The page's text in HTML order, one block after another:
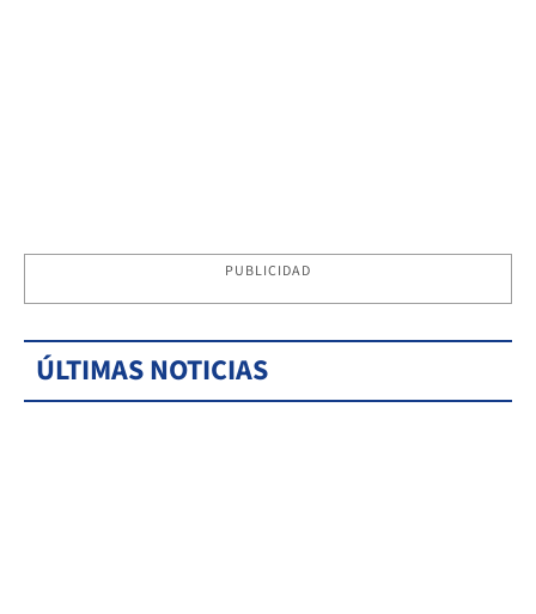
PUBLICIDAD
ÚLTIMAS NOTICIAS